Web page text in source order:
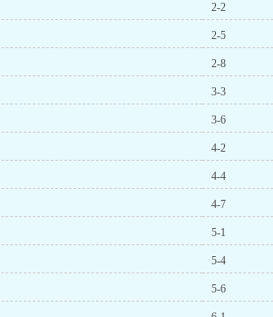
2-2
2-5
2-8
3-3
3-6
4-2
4-4
4-7
5-1
5-4
5-6